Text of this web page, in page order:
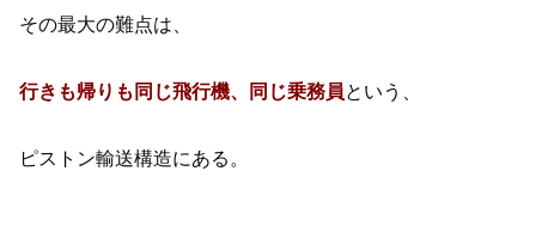
その最大の難点は、
行きも帰りも同じ飛行機、同じ乗務員という、
ピストン輸送構造にある。